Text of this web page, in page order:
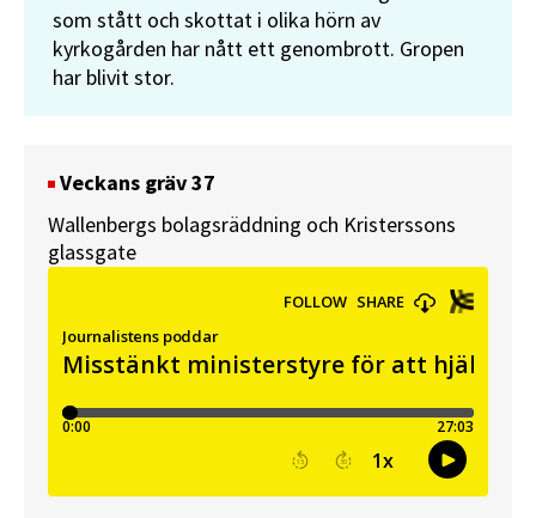
som stått och skottat i olika hörn av
kyrkogården har nått ett genombrott. Gropen
har blivit stor.
Veckans gräv 37
Wallenbergs bolagsräddning och Kristerssons
glassgate